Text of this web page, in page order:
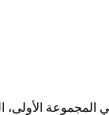
الأولى، التي